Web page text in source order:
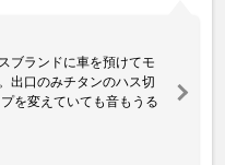
ブランドに車を預けてモ
出口のみチタンのハス切
を変えていても音もうる